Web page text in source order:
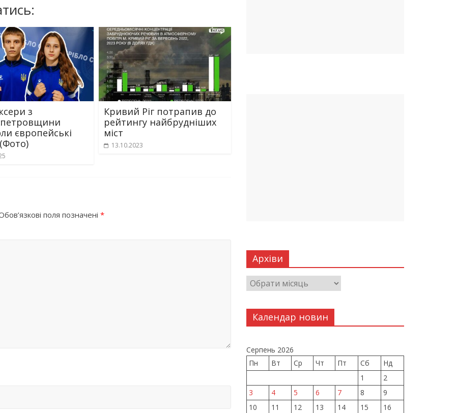
з
європейські
Кривий Ріг потрапив до
рейтингу найбрудніших
міст
13.10.2023
поля позначені *
Архіви
Календар новин
Серпень 2026
Пн
Вт Ср Чт Пт Сб
Нд
1
2
3
4 5 6 7 8
9
10
11 12 13 14 15
16